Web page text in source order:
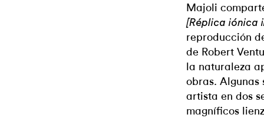
Majoli
[Réplica iónica
reproducción
de Robert
la naturaleza
obras.
artista en dos
magníficos